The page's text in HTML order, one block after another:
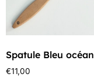
Spatule Bleu océan
€11,00